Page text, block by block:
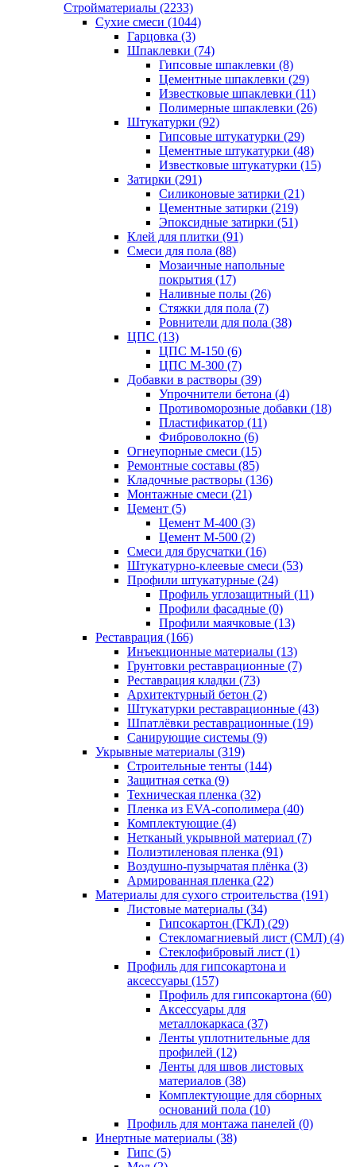
Стройматериалы (2233)
Сухие смеси (1044)
Гарцовка (3)
Шпаклевки (74)
Гипсовые шпаклевки (8)
Цементные шпаклевки (29)
Известковые шпаклевки (11)
Полимерные шпаклевки (26)
Штукатурки (92)
Гипсовые штукатурки (29)
Цементные штукатурки (48)
Известковые штукатурки (15)
Затирки (291)
Силиконовые затирки (21)
Цементные затирки (219)
Эпоксидные затирки (51)
Клей для плитки (91)
Смеси для пола (88)
Мозаичные напольные
покрытия (17)
Наливные полы (26)
Стяжки для пола (7)
Ровнители для пола (38)
ЦПС (13)
ЦПС М-150 (6)
ЦПС М-300 (7)
Добавки в растворы (39)
Упрочнители бетона (4)
Противоморозные добавки (18)
Пластификатор (11)
Фиброволокно (6)
Огнеупорные смеси (15)
Ремонтные составы (85)
Кладочные растворы (136)
Монтажные смеси (21)
Цемент (5)
Цемент М-400 (3)
Цемент М-500 (2)
Смеси для брусчатки (16)
Штукатурно-клеевые смеси (53)
Профили штукатурные (24)
Профиль углозащитный (11)
Профили фасадные (0)
Профили маячковые (13)
Реставрация (166)
Инъекционные материалы (13)
Грунтовки реставрационные (7)
Реставрация кладки (73)
Архитектурный бетон (2)
Штукатурки реставрационные (43)
Шпатлёвки реставрационные (19)
Санирующие системы (9)
Укрывные материалы (319)
Строительные тенты (144)
Защитная сетка (9)
Техническая пленка (32)
Пленка из EVA-сополимера (40)
Комплектующие (4)
Нетканый укрывной материал (7)
Полиэтиленовая пленка (91)
Воздушно-пузырчатая плёнка (3)
Армированная пленка (22)
Материалы для сухого строительства (191)
Листовые материалы (34)
Гипсокартон (ГКЛ) (29)
Стекломагниевый лист (СМЛ) (4)
Cтеклофибровый лист (1)
Профиль для гипсокартона и
аксессуары (157)
Профиль для гипсокартона (60)
Аксессуары для
металлокаркаса (37)
Ленты уплотнительные для
профилей (12)
Ленты для швов листовых
материалов (38)
Комплектующие для сборных
оснований пола (10)
Профиль для монтажа панелей (0)
Инертные материалы (38)
Гипс (5)